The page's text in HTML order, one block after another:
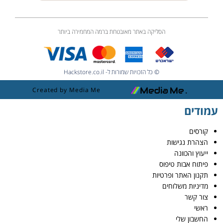
הסליקה באתר מאובטחת ברמה המחמירה ביותר
© כל הזכויות שמורות ל- Hackstore.co.il
Created by Media Me
עמודים
קורסים
הצהרת נגישות
ייעוץ והכוונה
פיתוח אבות טיפוס
תקנון האתר ופרטיות
מדיניות משלוחים
צור קשר
ראשי
החשבון שלי